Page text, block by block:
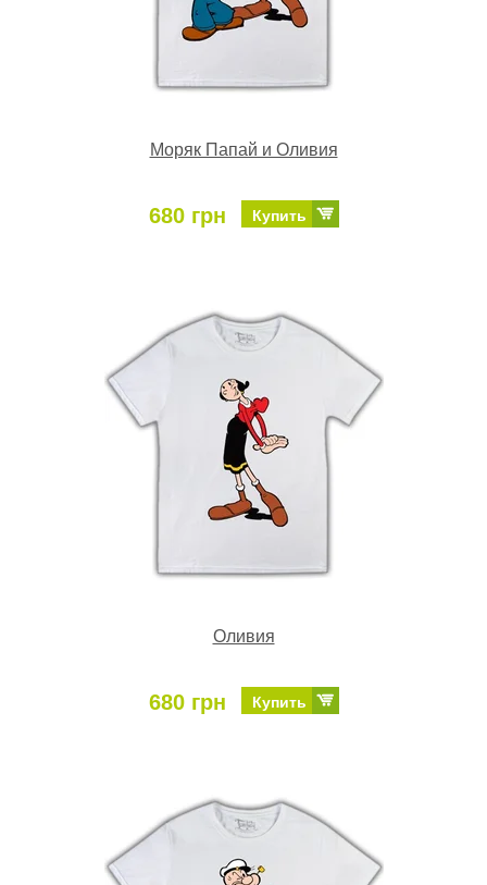
Моряк Папай и Оливия
680 грн Купить
Оливия
680 грн Купить